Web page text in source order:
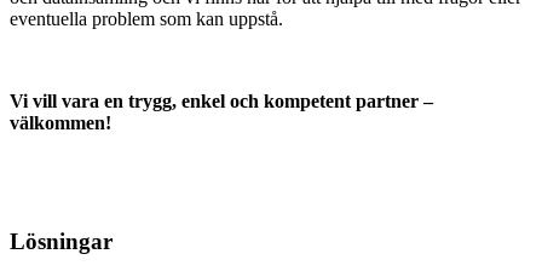
eventuella problem som kan uppstå.
Vi vill vara en trygg, enkel och kompetent partner –
välkommen!
Lösningar